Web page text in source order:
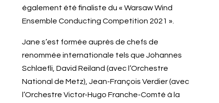
également été finaliste du « Warsaw Wind
Ensemble Conducting Competition 2021 ».
Jane s’est formée auprès de chefs de
renommée internationale tels que Johannes
Schlaefli, David Reiland (avec l’Orchestre
National de Metz), Jean-François Verdier (avec
l’Orchestre Victor-Hugo Franche-Comté à la